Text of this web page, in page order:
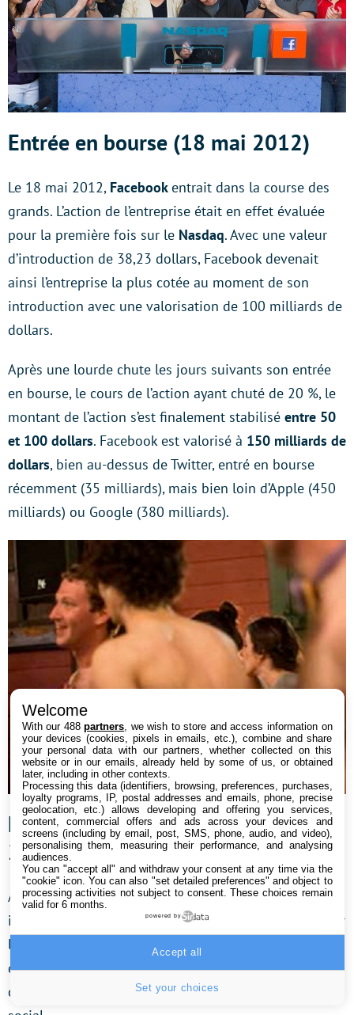
Entrée en bourse (18 mai 2012)
Le 18 mai 2012, Facebookentrait dans la course des
grands. L’action de l’entreprise était en effet évaluée
pour la première fois sur le Nasdaq. Avec une valeur
d’introduction de 38,23 dollars, Facebook devenait
ainsi l’entreprise la plus cotée au moment de son
introduction avec une valorisation de 100 milliards de
dollars.
Après une lourde chute les jours suivants son entrée
en bourse, le cours de l’action ayant chuté de 20 %, le
montant de l’action s’est finalement stabilisé entre 50
et 100 dollars. Facebook est valorisé à 150 milliards de
dollars, bien au-dessus de Twitter, entré en bourse
récemment (35 milliards), mais bien loin d’Apple (450
milliards) ou Google (380 milliards).
Le recul de la vie privée (10 août
2012)
Au tout début de Facebook , seuls les utilisateurs
inscrits pouvaient accéder aux profils de leurs amis sur
le réseau social. Peu à peu, les paramètres par défaut
de Facebook se sont élargis, réduisant à peau de
chagrin la définition de la vie privée selon le réseau
Welcome
With our 488partners , we wish to store and access information on
your devices (cookies, pixels in emails, etc.), combine and share
your personal data with our partners, whether collected on this
website or in our emails, already held by some of us, or obtained
later, including in other contexts.
Processing this data (identifiers, browsing, preferences, purchases,
loyalty programs, IP, postal addresses and emails, phone, precise
geolocation, etc.) allows developing and offering you services,
content, commercial offers and ads across your devices and
screens (including by email, post, SMS, phone, audio, and video),
personalising them, measuring their performance, and analysing
audiences.
You can "accept all" and withdraw your consent at any time via the
"cookie" icon. You can also "set detailed preferences" and object to
processing activities not subject to consent. These choices remain
valid for 6 months.
powered by
Set your choices
Accept all